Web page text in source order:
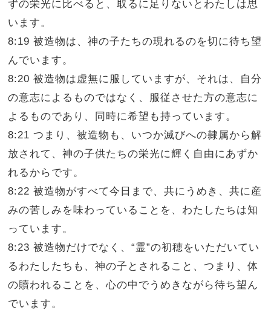
ずの栄光に比べると、取るに足りないとわたしは思
います。
8:19 被造物は、神の子たちの現れるのを切に待ち望
んでいます。
8:20 被造物は虚無に服していますが、それは、自分
の意志によるものではなく、服従させた方の意志に
よるものであり、同時に希望も持っています。
8:21 つまり、被造物も、いつか滅びへの隷属から解
放されて、神の子供たちの栄光に輝く自由にあずか
れるからです。
8:22 被造物がすべて今日まで、共にうめき、共に産
みの苦しみを味わっていることを、わたしたちは知
っています。
8:23 被造物だけでなく、“霊”の初穂をいただいてい
るわたしたちも、神の子とされること、つまり、体
の贖われることを、心の中でうめきながら待ち望ん
でいます。